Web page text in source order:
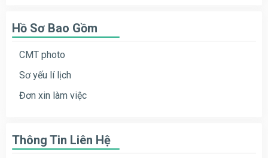
Hồ Sơ Bao Gồm
CMT photo
Sơ yếu lí lịch
Đơn xin làm việc
Thông Tin Liên Hệ